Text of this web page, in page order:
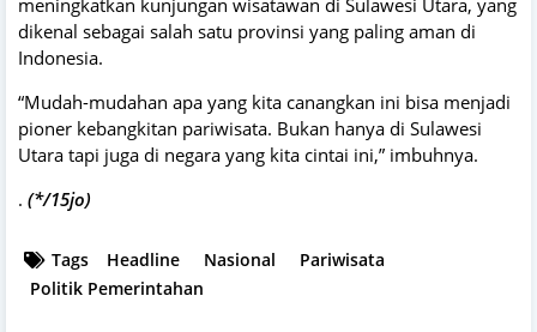
meningkatkan kunjungan wisatawan di Sulawesi Utara, yang
dikenal sebagai salah satu provinsi yang paling aman di
Indonesia.
“Mudah-mudahan apa yang kita canangkan ini bisa menjadi
pioner kebangkitan pariwisata. Bukan hanya di Sulawesi
Utara tapi juga di negara yang kita cintai ini,” imbuhnya.
. (*/15jo)
Tags Headline Nasional
Pariwisata
Politik Pemerintahan